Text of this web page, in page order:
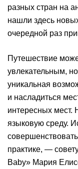
разных стран на
нашли здесь
очередной раз
Путешествие
увлекательным,
уникальная
и насладиться
интересных мест.
языковую среду.
практике, —
Baby» Мария